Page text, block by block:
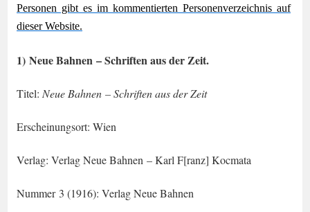
Personen gibt es im kom­mentierten Personenverzeichnis auf
dieser Website.
1) Neue Bahnen – Schriften aus der Zeit.
Titel: Neue Bahnen – Schriften aus der Zeit
Erscheinungsort: Wien
Verlag: Verlag Neue Bahnen – Karl F[ranz] Kocmata
Nummer 3 (1916): Verlag Neue Bahnen